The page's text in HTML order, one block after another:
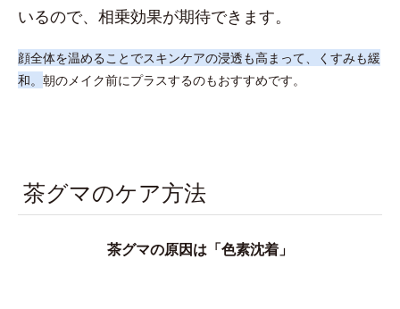
いるので、相乗効果が期待できます。
顔全体を温めることでスキンケアの浸透も高まって、くすみも緩
和。 朝のメイク前にプラスするのもおすすめです。
茶グマのケア方法
茶グマの原因は「色素沈着」